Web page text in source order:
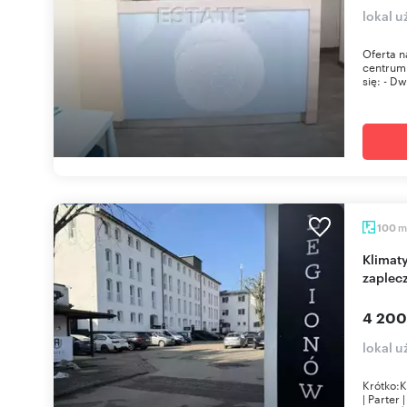
lokal
Oferta
się: -
100 m
Klimatyzowany lokal 100 m² z parkingiem i
4
lokal
| Parter